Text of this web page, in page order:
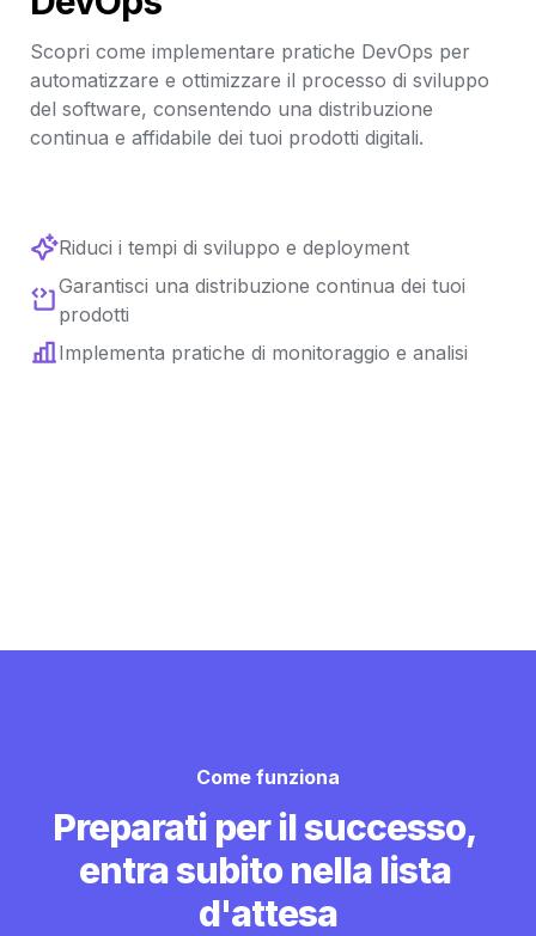
Scopri come implementare pratiche DevOps per
automatizzare e ottimizzare il processo di sviluppo
del software, consentendo una distribuzione
continua e affidabile dei tuoi prodotti digitali.
Riduci i tempi di sviluppo e deployment
Garantisci una distribuzione continua dei tuoi
prodotti
Implementa pratiche di monitoraggio e analisi
Come funziona
Preparati per il successo,
entra subito nella lista
d'attesa